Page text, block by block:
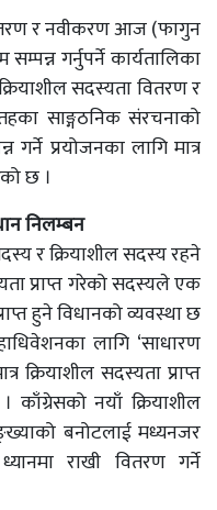
र नवीकरण आज (फागुन
गर्नुपर्ने कार्यतालिका
सदस्यता वितरण र
साङ्गठनिक संरचनाको
प्रयोजनका लागि मात्र
छ ।
निलम्बन
र क्रियाशील सदस्य रहने
प्राप्त गरेको सदस्यले एक
हुने विधानको व्यवस्था छ
लागि ‘साधारण
क्रियाशील सदस्यता प्राप्त
काँग्रेसको नयाँ क्रियाशील
बनोटलाई मध्यनजर
राखी वितरण गर्ने